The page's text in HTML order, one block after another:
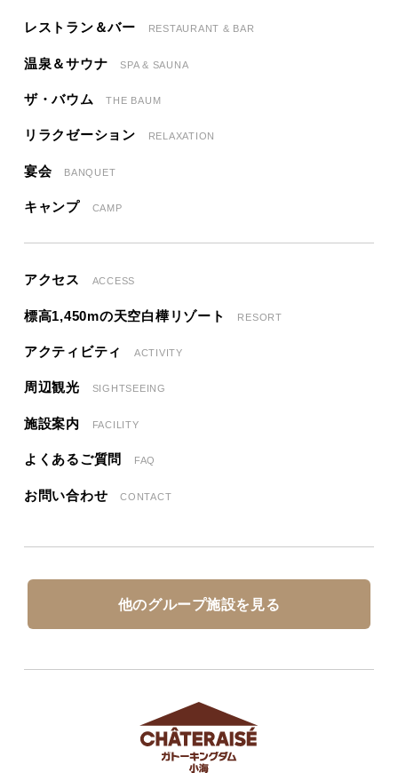
レストラン＆バー RESTAURANT & BAR
温泉＆サウナ SPA & SAUNA
ザ・バウム THE BAUM
リラクゼーション RELAXATION
宴会 BANQUET
キャンプ CAMP
アクセス ACCESS
標高1,450mの天空白樺リゾート RESORT
アクティビティ ACTIVITY
周辺観光 SIGHTSEEING
施設案内 FACILITY
よくあるご質問 FAQ
お問い合わせ CONTACT
他のグループ施設を見る